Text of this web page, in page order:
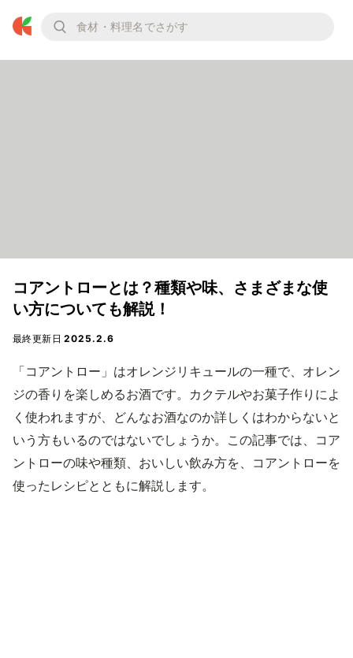
コアントローとは？種類や味、さまざまな使
い方についても解説！
最終更新日2025.2.6
「コアントロー」はオレンジリキュールの一種で、オレン
ジの香りを楽しめるお酒です。カクテルやお菓子作りによ
く使われますが、どんなお酒なのか詳しくはわからないと
いう方もいるのではないでしょうか。この記事では、コア
ントローの味や種類、おいしい飲み方を、コアントローを
使ったレシピとともに解説します。